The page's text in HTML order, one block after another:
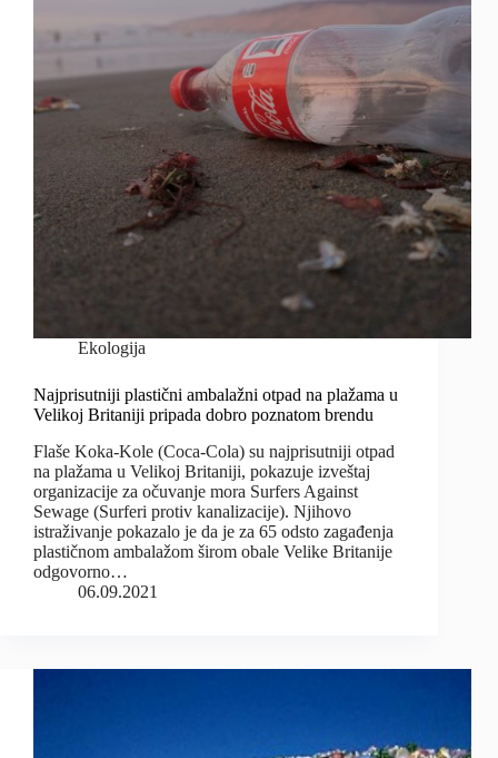
Ekologija
Najprisutniji plastični ambalažni otpad na plažama u
Velikoj Britaniji pripada dobro poznatom brendu
Flaše Koka-Kole (Coca-Cola) su najprisutniji otpad
na plažama u Velikoj Britaniji, pokazuje izveštaj
organizacije za očuvanje mora Surfers Against
Sewage (Surferi protiv kanalizacije). Njihovo
istraživanje pokazalo je da je za 65 odsto zagađenja
plastičnom ambalažom širom obale Velike Britanije
odgovorno…
06.09.2021